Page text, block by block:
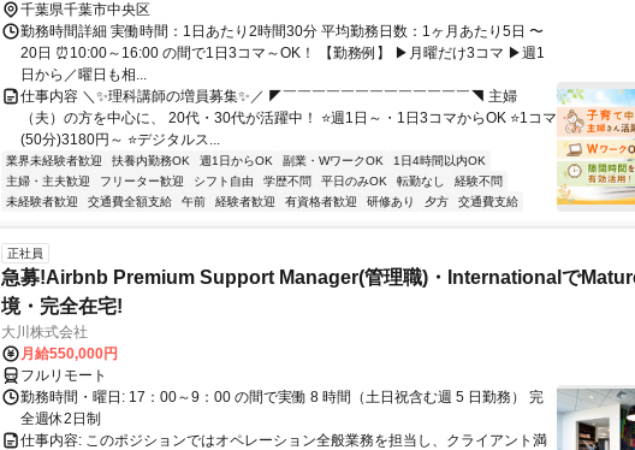
千葉県千葉市中央区
勤務時間詳細 実働時間：1日あたり2時間30分 平均勤務日数：1ヶ月あたり5日 〜
20日 ⏰10:00～16:00 の間で1日3コマ～OK！ 【勤務例】 ▶月曜だけ3コマ ▶週1
日から／曜日も相...
仕事内容 ＼✨理科講師の増員募集✨／ ◤￣￣￣￣￣￣￣￣￣￣￣￣￣◥ 主婦
（夫）の方を中心に、 20代・30代が活躍中！ ⭐週1日～・1日3コマからOK ⭐1コマ
(50分)3180円～ ⭐デジタルス...
業界未経験者歓迎 扶養内勤務OK 週1日からOK 副業・WワークOK
1日4時間以内OK
主婦・主夫歓迎
フリーター歓迎 シフト自由 学歴不問 平日のみOK 転勤なし
経験不問
未経験者歓迎
交通費全額支給 午前 経験者歓迎 有資格者歓迎 研修あり 夕方 交通費支給
正社員
急募!Airbnb Premium Support Manager(管理職)・Internationalで
境・完全在宅!
大川株式会社
月給550,000円
フルリモート
勤務時間・曜日: 17：00～9：00 の間で実働 8 時間（土日祝含む週 5 日勤務） 完
全週休2日制
仕事内容: このポジションではオペレーション全般業務を担当し、クライアント満